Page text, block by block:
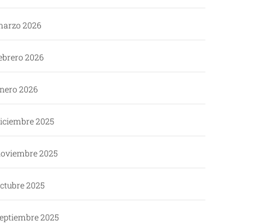
2026
2026
2026
2025
2025
2025
2025